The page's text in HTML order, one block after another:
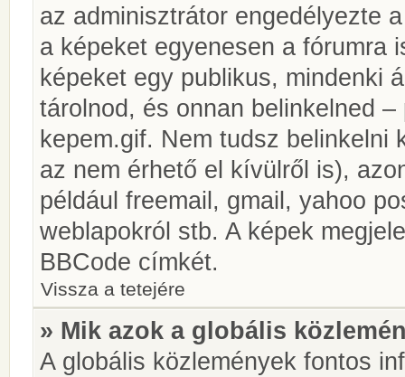
az adminisztrátor engedélyezte
a képeket egyenesen a fórumra
képeket egy publikus, mindenki
tárolnod, és onnan belinkelned
kepem.gif. Nem tudsz belinkelni
az nem érhető el kívülről is),
például freemail, gmail, yahoo
weblapokról stb. A képek
BBCode címkét.
Vissza a tetejére
» Mik azok a globális
A globális közlemények fontos